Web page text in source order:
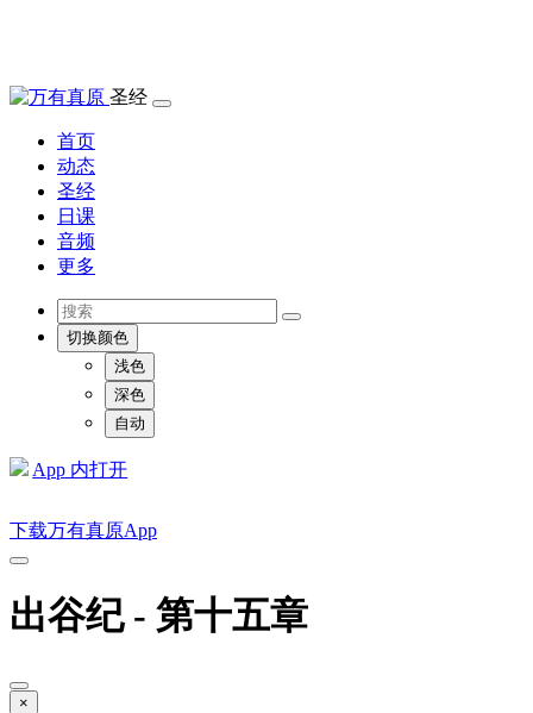
圣经
首页
动态
圣经
日课
音频
更多
切换颜色
浅色
深色
自动
App 内打开
下载万有真原App
出谷纪 - 第十五章
×